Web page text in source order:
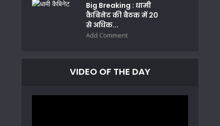
Big Breaking : धामी
कैबिनेट की बैठक में 20
से अधिक...
Add Comment
VIDEO OF THE DAY